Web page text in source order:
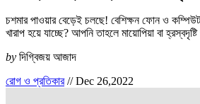
চশমার পাওয়ার বেড়েই চলছে! বেশিক্ষন ফোন ও
খারাপ হয়ে যাচ্ছে? আপনি তাহলে মায়োপিয়া বা
by দিগ্বিজয় আজাদ
রোগ ও প্রতিকার // Dec 26,2022